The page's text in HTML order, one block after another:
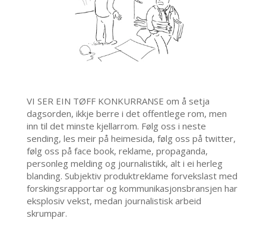
VI SER EIN TØFF KONKURRANSE om å setja
dagsorden, ikkje berre i det offentlege rom, men
inn til det minste kjellarrom. Følg oss i neste
sending, les meir på heimesida, følg oss på twitter,
følg oss på face book, reklame, propaganda,
personleg melding og journalistikk, alt i ei herleg
blanding. Subjektiv produktreklame forvekslast med
forskingsrapportar og kommunikasjonsbransjen har
eks­plosiv vekst, medan journalistisk arbeid
skrumpar.